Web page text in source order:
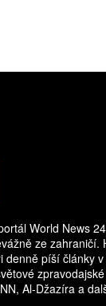
World News
ze zahraničí.
denně píší články
Al-Džazíra a